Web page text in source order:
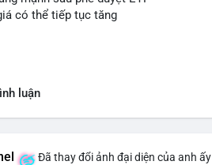
có thể tiếp tục tăng
luận
Đã thay đổi ảnh đại diện của anh ấy